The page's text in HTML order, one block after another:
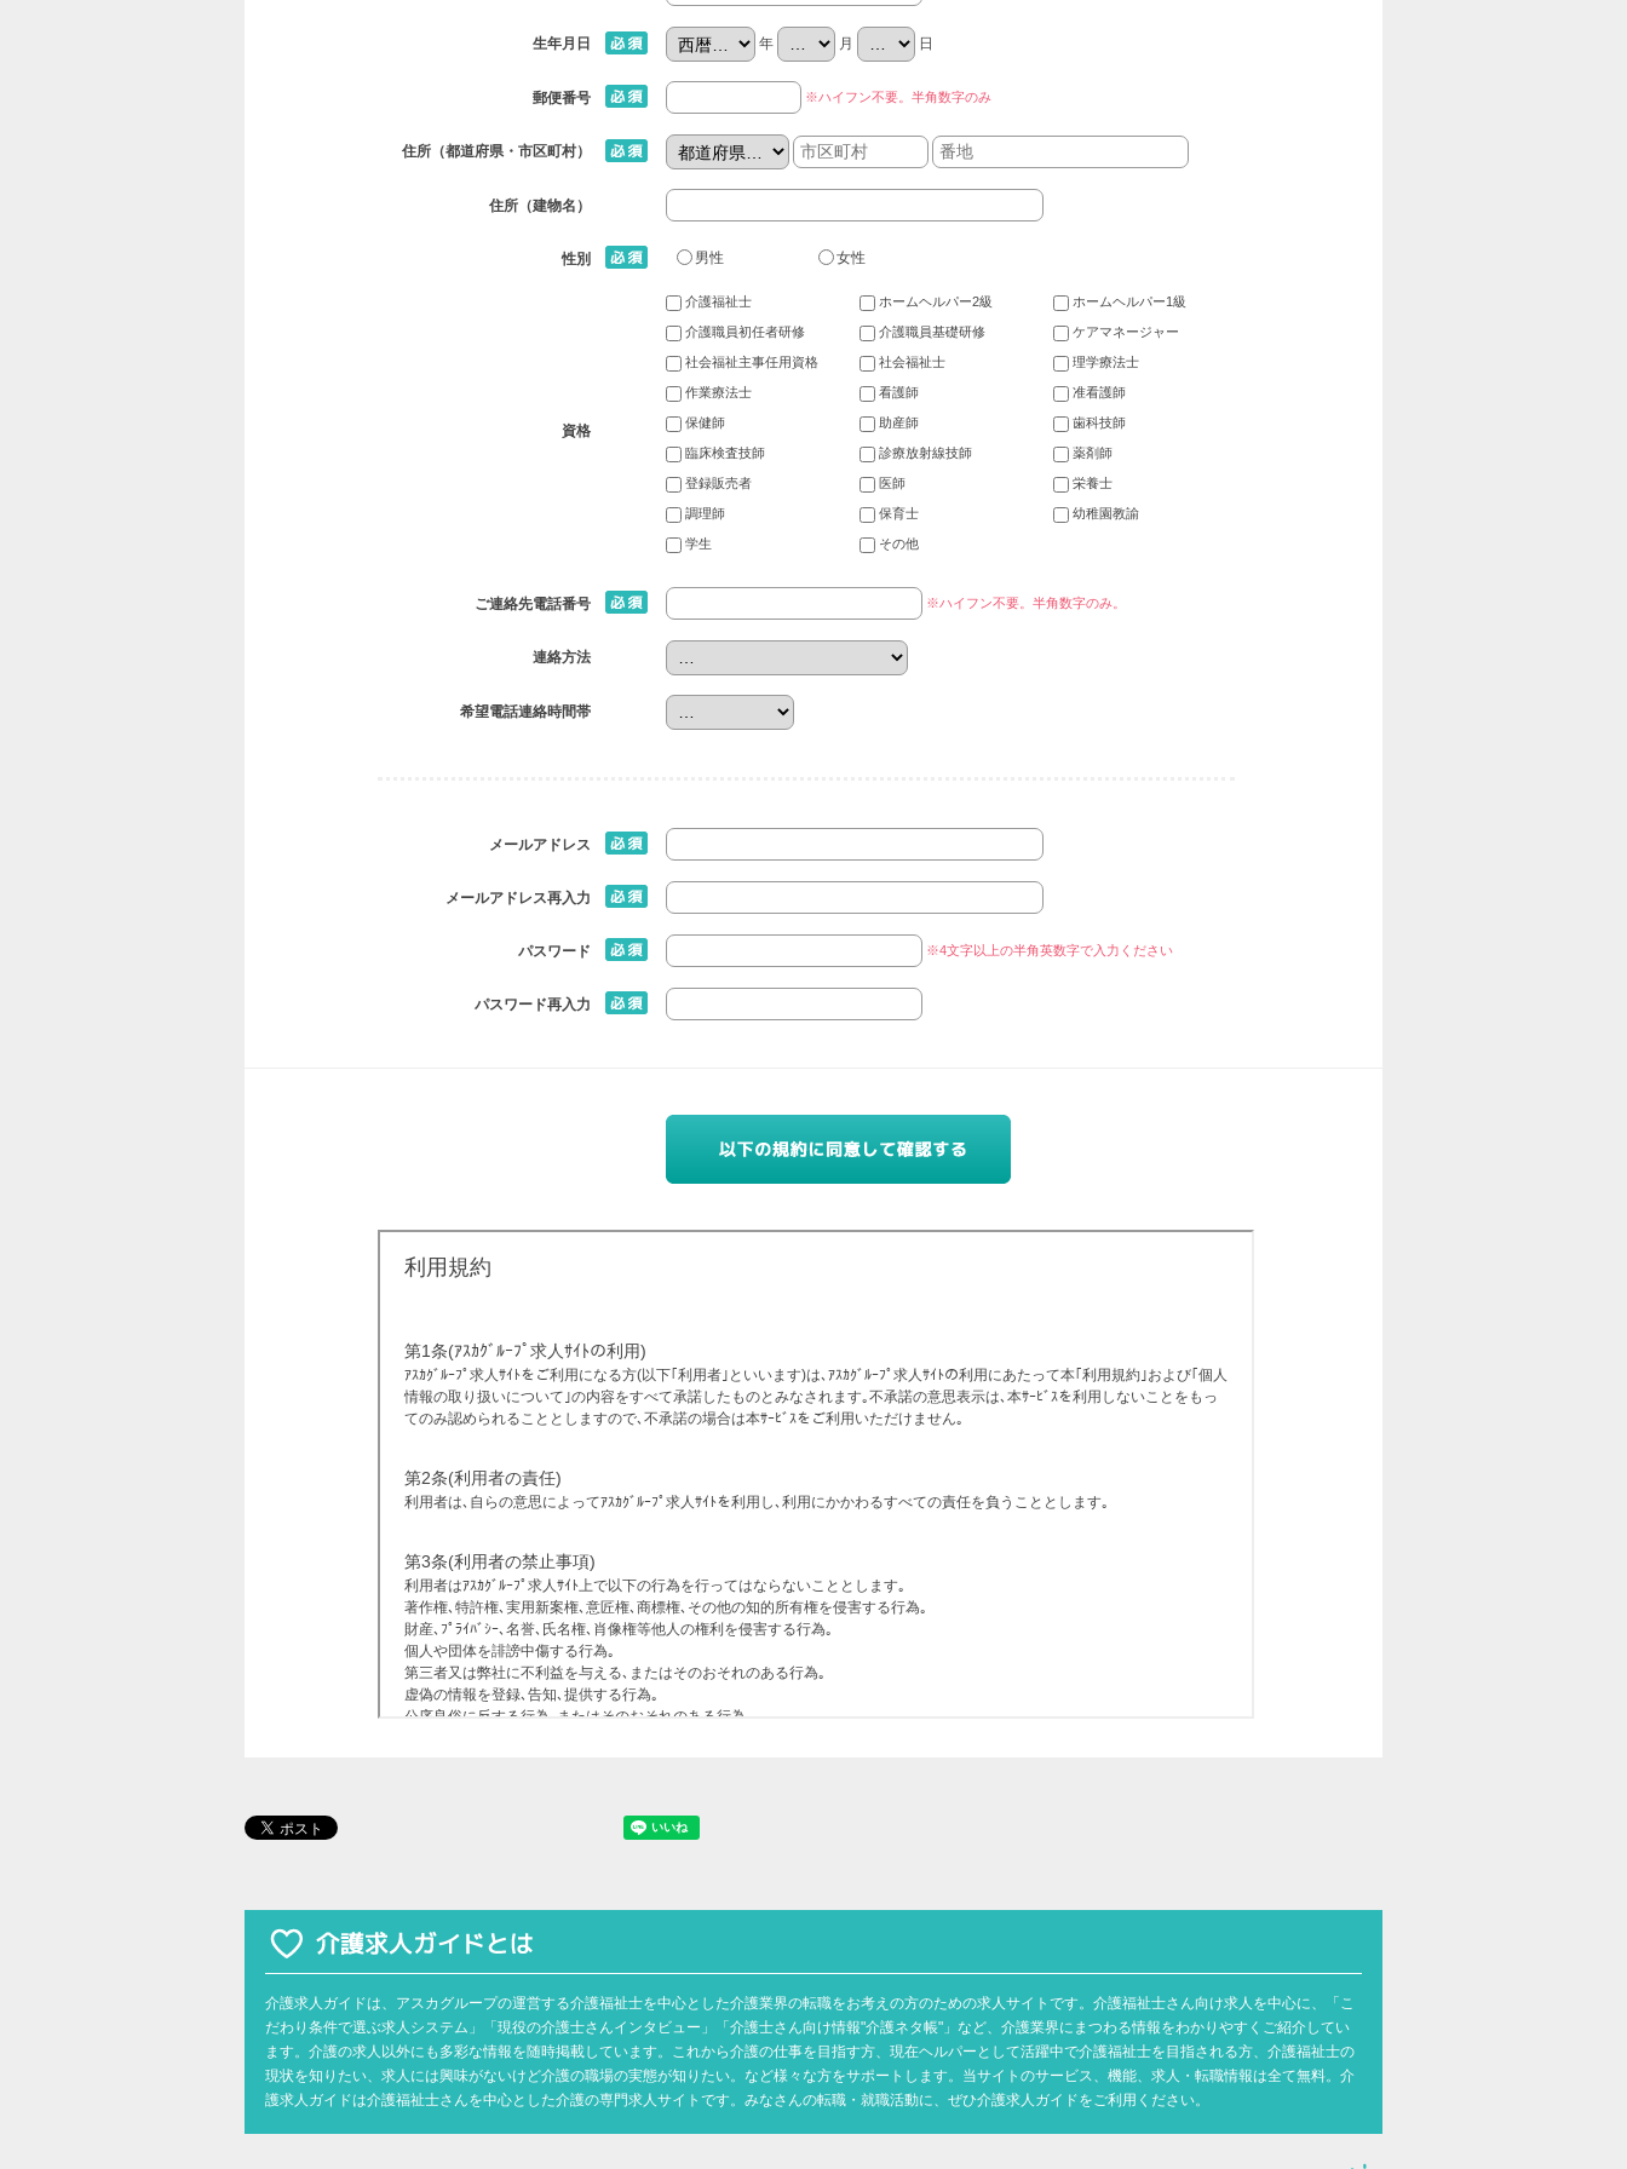
生年月日 年 月 日
郵便番号 ※ハイフン不要。半角数字のみ
住所（都道府県・市区町村）
住所（建物名）
性別 男性 女性
資格
介護福祉士 ホームヘルパー2級 ホームヘルパー1級
介護職員初任者研修 介護職員基礎研修 ケアマネージャー
社会福祉主事任用資格 社会福祉士 理学療法士
作業療法士 看護師 准看護師
保健師 助産師 歯科技師
臨床検査技師 診療放射線技師 薬剤師
登録販売者 医師 栄養士
調理師 保育士 幼稚園教諭
学生 その他
ご連絡先電話番号 ※ハイフン不要。半角数字のみ。
連絡方法
希望電話連絡時間帯
メールアドレス
メールアドレス再入力
パスワード ※4文字以上の半角英数字で入力ください
パスワード再入力
介護求人ガイドは、アスカグループの運営する介護福祉士を中心とした介護業界の転職をお考えの方のための求人サイトです。介護福祉士さん向け求人を中心に、「こ
だわり条件で選ぶ求人システム」「現役の介護士さんインタビュー」「介護士さん向け情報"介護ネタ帳"」など、介護業界にまつわる情報をわかりやすくご紹介してい
ます。介護の求人以外にも多彩な情報を随時掲載しています。これから介護の仕事を目指す方、現在ヘルパーとして活躍中で介護福祉士を目指される方、介護福祉士の
現状を知りたい、求人には興味がないけど介護の職場の実態が知りたい。など様々な方をサポートします。当サイトのサービス、機能、求人・転職情報は全て無料。介
護求人ガイドは介護福祉士さんを中心とした介護の専門求人サイトです。みなさんの転職・就職活動に、ぜひ介護求人ガイドをご利用ください。